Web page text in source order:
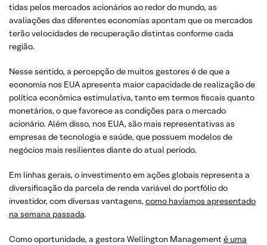
tidas pelos mercados acionários ao redor do mundo, as
avaliações das diferentes economias apontam que os mercados
terão velocidades de recuperação distintas conforme cada
região.
Nesse sentido, a percepção de muitos gestores é de que a
economia nos EUA apresenta maior capacidade de realização de
política econômica estimulativa, tanto em termos fiscais quanto
monetários, o que favorece as condições para o mercado
acionário. Além disso, nos EUA, são mais representativas as
empresas de tecnologia e saúde, que possuem modelos de
negócios mais resilientes diante do atual período.
Em linhas gerais, o investimento em ações globais representa a
diversificação da parcela de renda variável do portfólio do
investidor, com diversas vantagens, como havíamos apresentado
na semana passada.
Como oportunidade, a gestora Wellington Management é uma